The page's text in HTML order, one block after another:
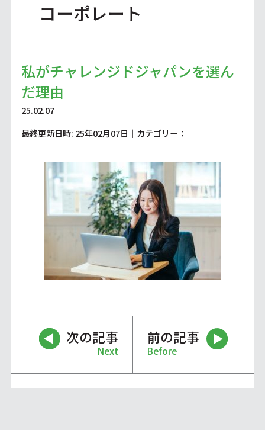
コーポレート
私がチャレンジドジャパンを選ん
だ理由
25.02.07
最終更新日時: 25年02月07日｜カテゴリー：
次の記事
Next
前の記事
Before